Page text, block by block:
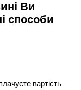
Ви
способи
вартість